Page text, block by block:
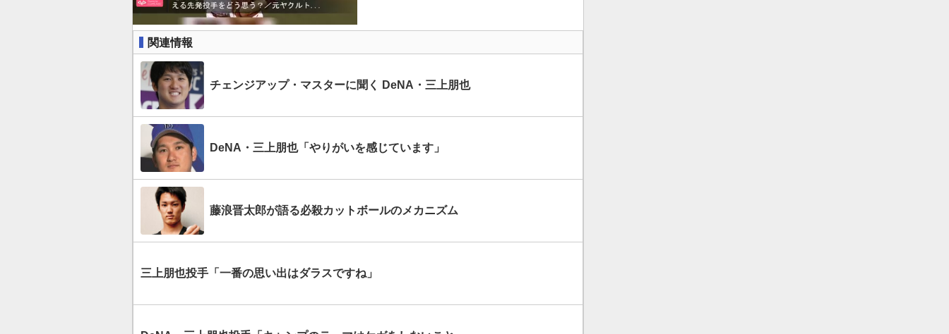
関連情報
チェンジアップ・マスターに聞く DeNA・三上朋也
DeNA・三上朋也「やりがいを感じています」
藤浪晋太郎が語る必殺カットボールのメカニズム
三上朋也投手「一番の思い出はダラスですね」